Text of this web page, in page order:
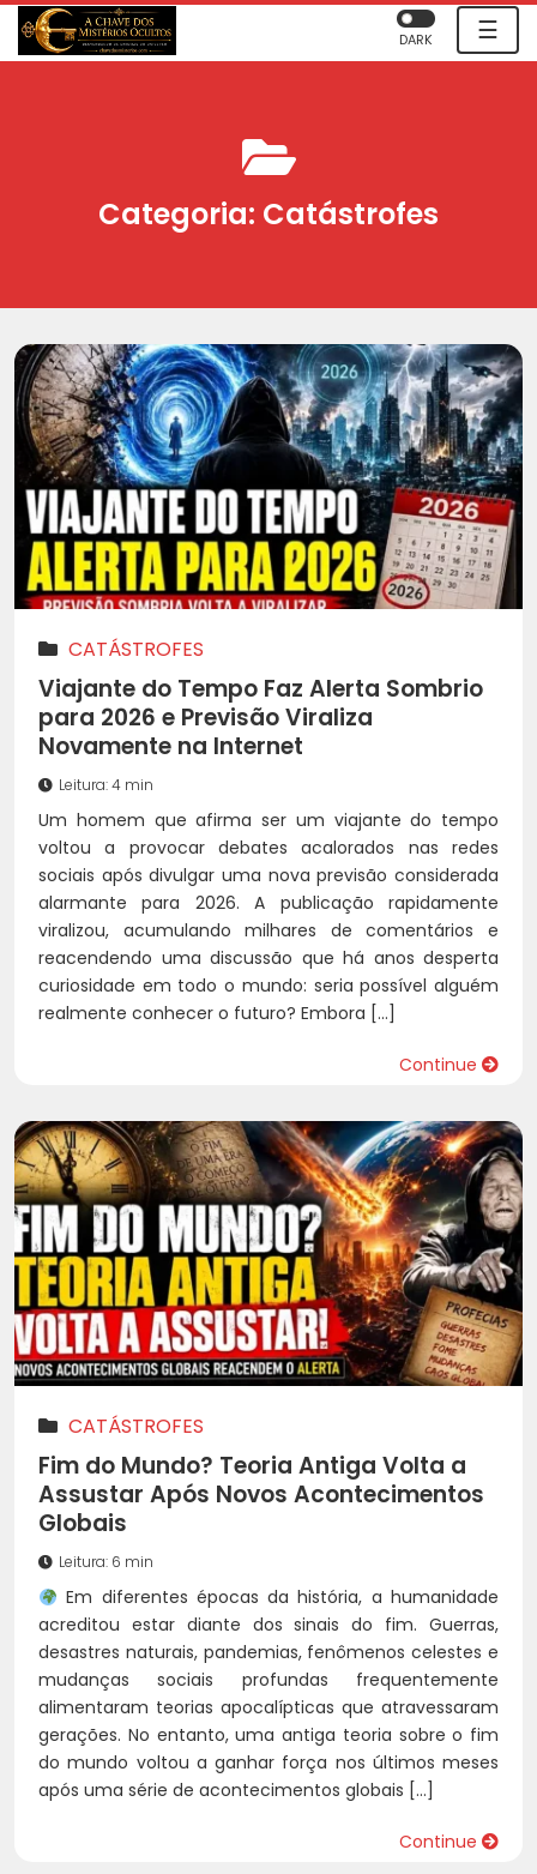
☰
DARK
Categoria: Catástrofes
CATÁSTROFES
Viajante do Tempo Faz Alerta Sombrio
para 2026 e Previsão Viraliza
Novamente na Internet
Leitura: 4 min
Um homem que afirma ser um viajante do tempo
voltou a provocar debates acalorados nas redes
sociais após divulgar uma nova previsão considerada
alarmante para 2026. A publicação rapidamente
viralizou, acumulando milhares de comentários e
reacendendo uma discussão que há anos desperta
curiosidade em todo o mundo: seria possível alguém
realmente conhecer o futuro? Embora […]
Continue
CATÁSTROFES
Fim do Mundo? Teoria Antiga Volta a
Assustar Após Novos Acontecimentos
Globais
Leitura: 6 min
Em diferentes épocas da história, a humanidade
acreditou estar diante dos sinais do fim. Guerras,
desastres naturais, pandemias, fenômenos celestes e
mudanças sociais profundas frequentemente
alimentaram teorias apocalípticas que atravessaram
gerações. No entanto, uma antiga teoria sobre o fim
do mundo voltou a ganhar força nos últimos meses
após uma série de acontecimentos globais […]
Continue